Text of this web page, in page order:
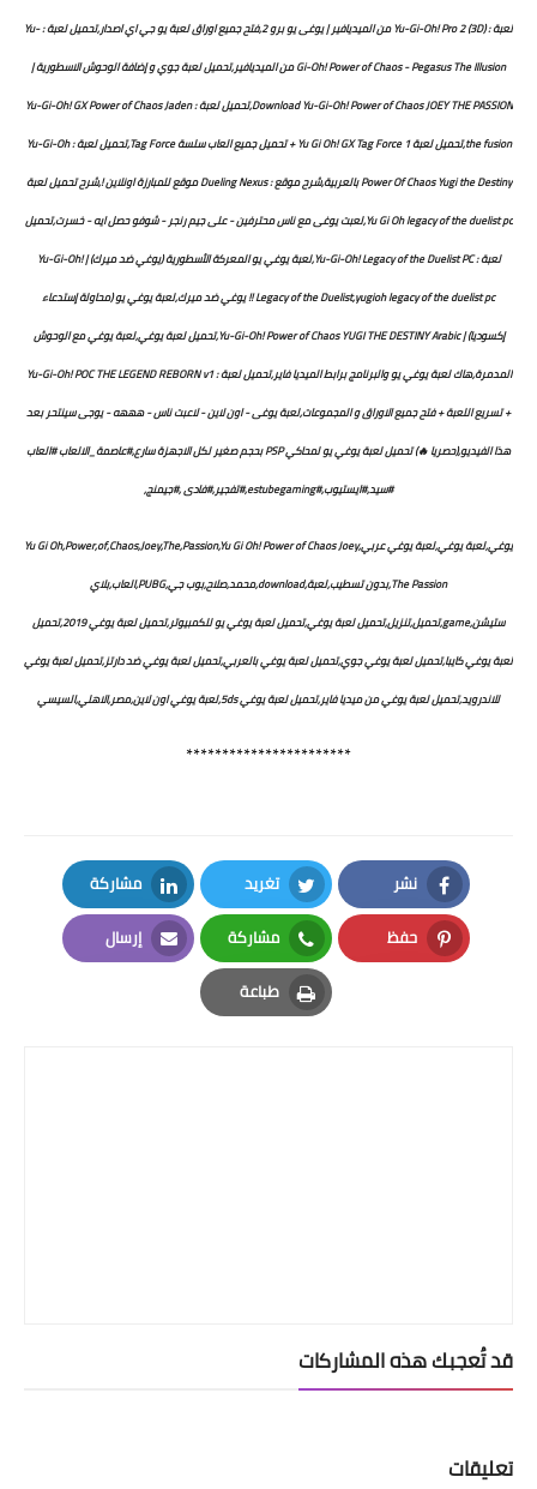
لعبة : (Yu-Gi-Oh! Pro 2 (3D من الميديافير | يوغى يو برو 2,فتح جميع اوراق لعبة يو جي اي اصدار,تحميل لعبة : Yu-
Gi-Oh! Power of Chaos - Pegasus The Illusion من الميديافير,تحميل لعبة جوي و إضافة الوحوش الاسطورية |
Download Yu-Gi-Oh! Power of Chaos JOEY THE PASSION,تحميل لعبة : Yu-Gi-Oh! GX Power of Chaos Jaden
the fusion,تحميل لعبة Yu Gi Oh! GX Tag Force 1 + تحميل جميع العاب سلسة Tag Force,تحميل لعبة : Yu-Gi-Oh
Power Of Chaos Yugi the Destiny بالعربية,شرح موقع : Dueling Nexus موقع للمبارزة اونلاين !,شرح تحميل لعبة
Yu Gi Oh legacy of the duelist pc,لعبت يوغى مع ناس محترفين - على جيم رنجر - شوفو حصل ايه - خسرت,تحميل
لعبة : Yu-Gi-Oh! Legacy of the Duelist PC,لعبة يوغي يو المعركة الأسطورية (يوغي ضد ميرك) | Yu-Gi-Oh!
Legacy of the Duelist,yugioh legacy of the duelist pc !! يوغي ضد ميرك,لعبة يوغي يو (محاولة إستدعاء
إكسوديا) | Yu-Gi-Oh! Power of Chaos YUGI THE DESTINY Arabic,تحميل لعبة يوغي,لعبة يوغي مع الوحوش
المدمرة,هاك لعبة يوغي يو والبرنامج برابط الميديا فاير,تحميل لعبة : Yu-Gi-Oh! POC THE LEGEND REBORN v1
+ تسريع اللعبة + فتح جميع الاوراق و المجموعات,لعبة يوغى - اون لاين - لاعبت ناس - هههه - يوجى سينتحر بعد
هذا الفيديو,(حصريا 🔥) تحميل لعبة يوغي يو لمحاكي PSP بحجم صغير لكل الاجهزة سارع,#عاصمة_الالعاب #العاب
#سيد,#ايستيوب,#estubegaming,#تفجير,#فادى ,#جيمنج,
يوغي,لعبة يوغي,لعبة يوغي عربي,Yu Gi Oh,Power,of,Chaos,Joey,The,Passion,Yu Gi Oh! Power of Chaos Joey
The Passion,بدون تسطيب,لعبة,download,محمد,صلاح,بوب جي,PUBG,العاب,بلاي
ستيشن,game,تحميل,تنزيل,تحميل لعبة يوغي,تحميل لعبة يوغي يو للكمبيوتر,تحميل لعبة يوغي 2019,تحميل
لعبة يوغي كايبا,تحميل لعبة يوغي جوي,تحميل لعبة يوغي بالعربي,تحميل لعبة يوغي ضد دارتز,تحميل لعبة يوغي
للاندرويد,تحميل لعبة يوغي من ميديا فاير,تحميل لعبة يوغي 5ds,لعبة يوغي اون لاين,مصر,الاهلي,السيسي
***********************
نشر
Facebook
تغريد
Twitter
مشاركة
LinkedIn
حفظ
Pinterest
مشاركة
Whatsapp
إرسال
Email
طباعة
Print
قد تُعجبك هذه المشاركات
تعليقات